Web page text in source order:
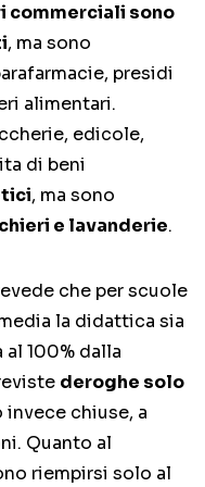
commerciali sono
, ma sono
presidi
alimentari.
edicole,
di beni
, ma sono
e lavanderie.
che per scuole
la didattica sia
al 100% dalla
deroghe solo
invece chiuse, a
Quanto al
riempirsi solo al